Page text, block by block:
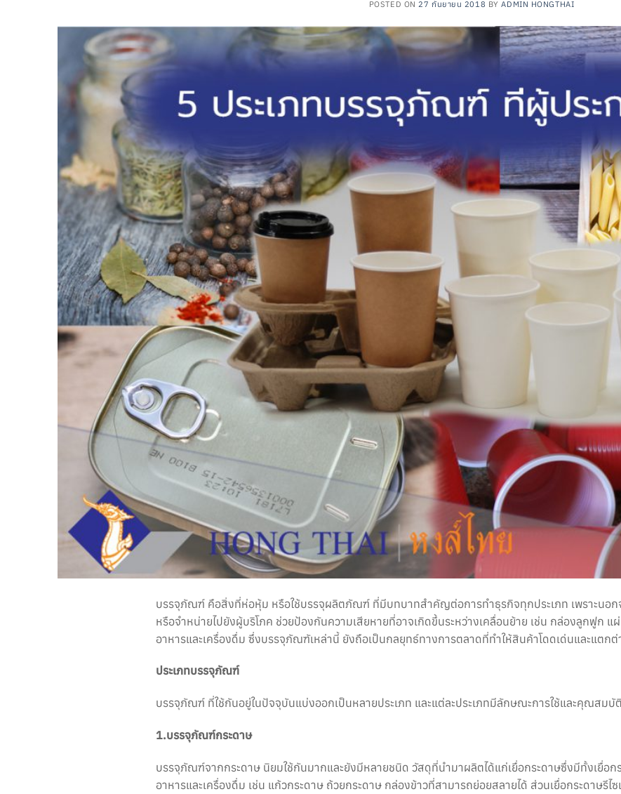
POSTED ON 27 กันยายน 2018 BYADMIN HONGTHAI
บรรจุภัณฑ์ คือสิ่งที่ห่อหุ้ม หรือใช้บรรจุผลิตภัณฑ์ ที่มีบทบาทสำคัญต่อการทำธุรกิจทุกประเภท เพราะนอก
หรือจำหน่ายไปยังผู้บริโภค ช่วยป้องกันความเสียหายที่อาจเกิดขึ้นระหว่างเคลื่อนย้าย เช่น กล่องลูกฟูก
อาหารและเครื่องดื่ม ซึ่งบรรจุภัณฑัเหล่านี้ ยังถือเป็นกลยุทธ์ทางการตลาดที่ทำให้สินค้าโดดเด่นและแตกต่
ประเภทบรรจุภัณฑ์
บรรจุภัณฑ์ ที่ใช้กันอยู่ในปัจจุบันแบ่งออกเป็นหลายประเภท และแต่ละประเภทมีลักษณะการใช้และคุณสม
1.บรรจุภัณฑ์กระดาษ
บรรจุภัณฑ์จากกระดาษ นิยมใช้กันมากและยังมีหลายชนิด วัสดุที่นำมาผลิตได้แก่เยื่อกระดาษซึ่งมีทั้งเยื่
อาหารและเครื่องดื่ม เช่น แก้วกระดาษ ถ้วยกระดาษ กล่องข้าวที่สามารถย่อยสลายได้ ส่วนเยื่อกระดาษรี